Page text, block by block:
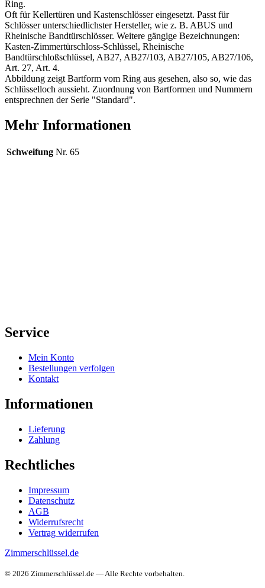
Ring.
Oft für Kellertüren und Kastenschlösser eingesetzt. Passt für
Schlösser unterschiedlichster Hersteller, wie z. B. ABUS und
Rheinische Bandtürschlösser. Weitere gängige Bezeichnungen:
Kasten-Zimmertürschloss-Schlüssel, Rheinische
Bandtürschloßschlüssel, AB27, AB27/103, AB27/105, AB27/106,
Art. 27, Art. 4.
Abbildung zeigt Bartform vom Ring aus gesehen, also so, wie das
Schlüsselloch aussieht. Zuordnung von Bartformen und Nummern
entsprechnen der Serie "Standard".
Mehr Informationen
Schweifung Nr. 65
Service
Mein Konto
Bestellungen verfolgen
Kontakt
Informationen
Lieferung
Zahlung
Rechtliches
Impressum
Datenschutz
AGB
Widerrufsrecht
Vertrag widerrufen
Zimmerschlüssel.de
© 2026 Zimmerschlüssel.de — Alle Rechte vorbehalten.